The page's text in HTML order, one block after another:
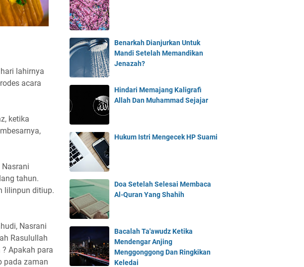
lahirnya
acara
ketika
tahun.
lilinpun ditiup.
Nasrani
Rasulullah
Apakah para
pada zaman
Benarkah Dianjurkan Untuk
Mandi Setelah Memandikan
Jenazah?
Hindari Memajang Kaligrafi
Allah Dan Muhammad Sejajar
Hukum Istri Mengecek HP Suami
Doa Setelah Selesai Membaca
Al-Quran Yang Shahih
Bacalah Ta'awudz Ketika
Mendengar Anjing
Menggonggong Dan Ringkikan
Keledai